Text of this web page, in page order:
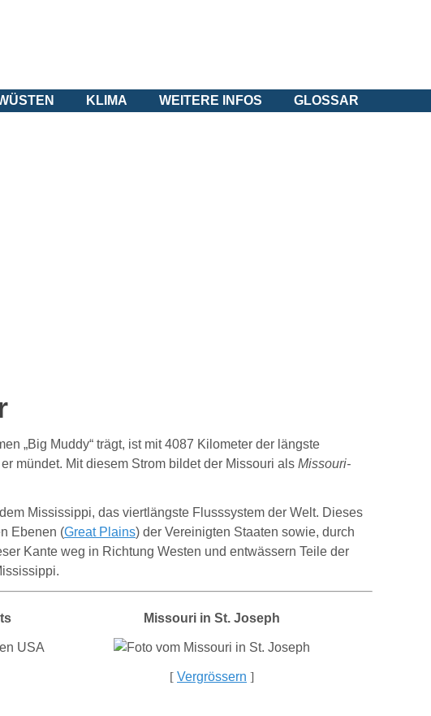
KLIMA WEITERE INFOS GLOSSAR
„Big Muddy“ trägt, ist mit 4087 Kilometer der längste
mündet. Mit diesem Strom bildet der Missouri als Missouri-
Mississippi, das viertlängste Flusssystem der Welt. Dieses
Ebenen (Great Plains) der Vereinigten Staaten sowie, durch
Kante weg in Richtung Westen und entwässern Teile der
Missouri in St. Joseph
[ Vergrössern ]